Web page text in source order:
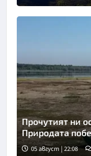
Прочутият ни
Природата
05 август | 22:08